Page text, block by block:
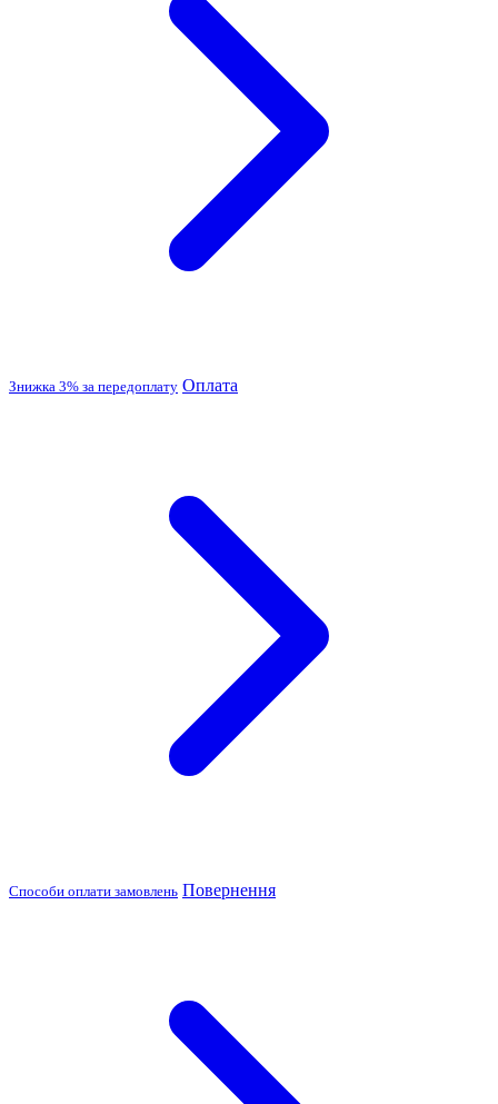
Знижка 3% за передоплату Оплата
Способи оплати замовлень Повернення